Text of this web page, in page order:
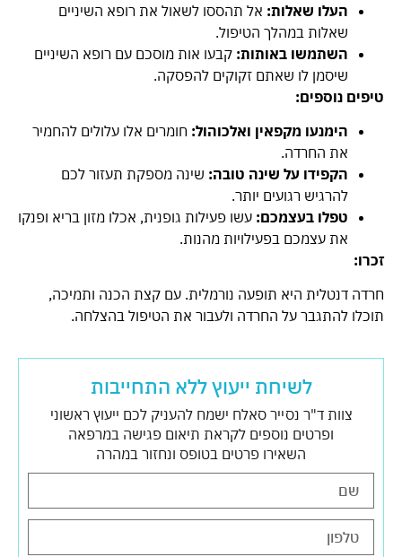
העלו שאלות: אל תהססו לשאול את רופא השיניים
שאלות במהלך הטיפול.
השתמשו באותות: קבעו אות מוסכם עם רופא השיניים
שיסמן לו שאתם זקוקים להפסקה.
טיפים נוספים:
הימנעו מקפאין ואלכוהול: חומרים אלו עלולים להחמיר
את החרדה.
הקפידו על שינה טובה: שינה מספקת תעזור לכם
להרגיש רגועים יותר.
טפלו בעצמכם: עשו פעילות גופנית, אכלו מזון בריא ופנקו
את עצמכם בפעילויות מהנות.
זכרו:
חרדה דנטלית היא תופעה נורמלית. עם קצת הכנה ותמיכה,
תוכלו להתגבר על החרדה ולעבור את הטיפול בהצלחה.
לשיחת ייעוץ ללא התחייבות
צוות ד"ר נסייר סאלח ישמח להעניק לכם ייעוץ ראשוני
ופרטים נוספים לקראת תיאום פגישה במרפאה
השאירו פרטים בטופס ונחזור במהרה